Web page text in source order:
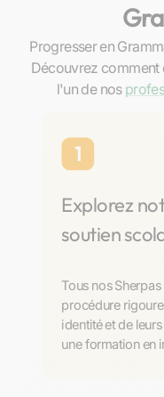
Progresser en
Découvrez comment
l'un de nos
1
Explorez
soutien
Tous nos
procédure
identité et de
une formation en